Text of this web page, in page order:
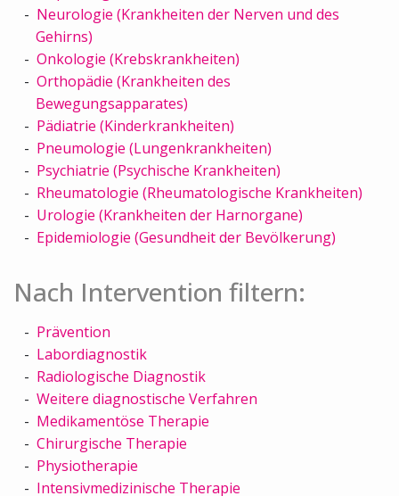
Neurologie (Krankheiten der Nerven und des
Gehirns)
Onkologie (Krebskrankheiten)
Orthopädie (Krankheiten des
Bewegungsapparates)
Pädiatrie (Kinderkrankheiten)
Pneumologie (Lungenkrankheiten)
Psychiatrie (Psychische Krankheiten)
Rheumatologie (Rheumatologische Krankheiten)
Urologie (Krankheiten der Harnorgane)
Epidemiologie (Gesundheit der Bevölkerung)
Nach Intervention filtern:
Prävention
Labordiagnostik
Radiologische Diagnostik
Weitere diagnostische Verfahren
Medikamentöse Therapie
Chirurgische Therapie
Physiotherapie
Intensivmedizinische Therapie